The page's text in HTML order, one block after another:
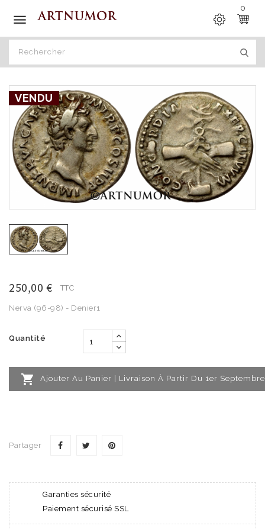

0
VENDU
250,00 € TTC
Nerva (96-98) - Denier1
Quantité
 Ajouter Au Panier | Livraison À Partir Du 1er Septembre
Partager
Garanties sécurité
Paiement sécurisé SSL